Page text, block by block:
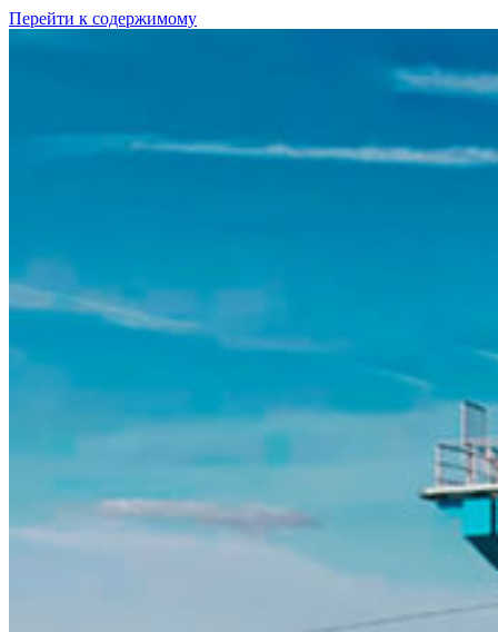
Перейти к содержимому